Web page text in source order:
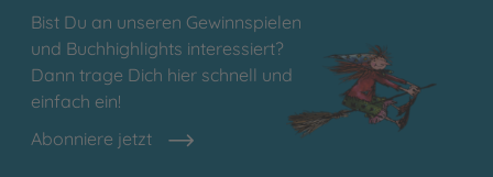
Bist Du an unseren Gewinnspielen
und Buchhighlights interessiert?
Dann trage Dich hier schnell und
einfach ein!
Abonniere jetzt